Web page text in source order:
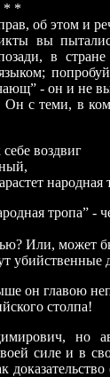
об этом и
вы пытались
в
- он и не
теми, в ком
тропа” -
Или, может
но
силе и в